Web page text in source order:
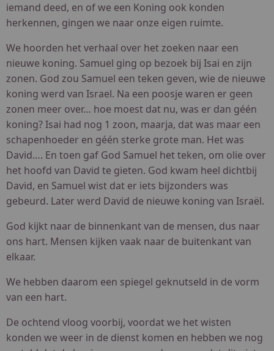
iemand deed, en of we een Koning ook konden
herkennen, gingen we naar onze eigen ruimte.
We hoorden het verhaal over het zoeken naar een
nieuwe koning. Samuel ging op bezoek bij Isai en zijn
zonen. God zou Samuel een teken geven, wie de nieuwe
koning werd van Israel. Na een poosje waren er geen
zonen meer over… hoe moest dat nu, was er dan géén
koning? Isai had nog 1 zoon, maarja, dat was maar een
schapenhoeder en géén sterke grote man. Het was
David…. En toen gaf God Samuel het teken, om olie over
het hoofd van David te gieten. God kwam heel dichtbij
David, en Samuel wist dat er iets bijzonders was
gebeurd. Later werd David de nieuwe koning van Israël.
God kijkt naar de binnenkant van de mensen, dus naar
ons hart. Mensen kijken vaak naar de buitenkant van
elkaar.
We hebben daarom een spiegel geknutseld in de vorm
van een hart.
De ochtend vloog voorbij, voordat we het wisten
konden we weer in de dienst komen en hebben we nog